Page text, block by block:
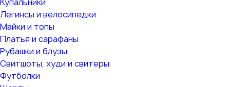
Легинсы и велосипедки
Майки и топы
Платья и сарафаны
Рубашки и блузы
Свитшоты, худи и свитеры
Футболки